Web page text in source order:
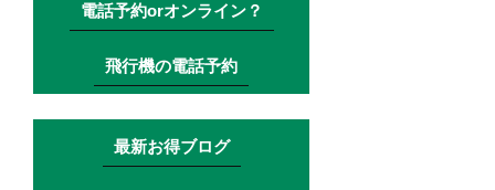
電話予約orオンライン？
飛行機の電話予約
最新お得ブログ